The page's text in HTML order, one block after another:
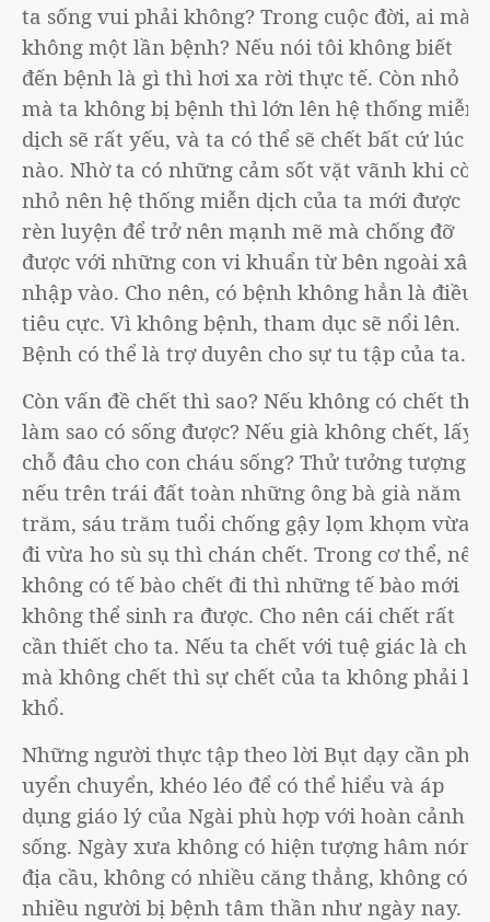
ta sống vui phải không? Trong cuộc đời, ai mà
không một lần bệnh? Nếu nói tôi không biết
đến bệnh là gì thì hơi xa rời thực tế. Còn nhỏ
mà ta không bị bệnh thì lớn lên hệ thống miễn
dịch sẽ rất yếu, và ta có thể sẽ chết bất cứ lúc
nào. Nhờ ta có những cảm sốt vặt vãnh khi còn
nhỏ nên hệ thống miễn dịch của ta mới được
rèn luyện để trở nên mạnh mẽ mà chống đỡ
được với những con vi khuẩn từ bên ngoài xâm
nhập vào. Cho nên, có bệnh không hẳn là điều
tiêu cực. Vì không bệnh, tham dục sẽ nổi lên.
Bệnh có thể là trợ duyên cho sự tu tập của ta.
Còn vấn đề chết thì sao? Nếu không có chết thì
làm sao có sống được? Nếu già không chết, lấy
chỗ đâu cho con cháu sống? Thử tưởng tượng
nếu trên trái đất toàn những ông bà già năm
trăm, sáu trăm tuổi chống gậy lọm khọm vừa
đi vừa ho sù sụ thì chán chết. Trong cơ thể, nếu
không có tế bào chết đi thì những tế bào mới
không thể sinh ra được. Cho nên cái chết rất
cần thiết cho ta. Nếu ta chết với tuệ giác là chết
mà không chết thì sự chết của ta không phải là
khổ.
Những người thực tập theo lời Bụt dạy cần phải
uyển chuyển, khéo léo để có thể hiểu và áp
dụng giáo lý của Ngài phù hợp với hoàn cảnh
sống. Ngày xưa không có hiện tượng hâm nóng
địa cầu, không có nhiều căng thẳng, không có
nhiều người bị bệnh tâm thần như ngày nay.